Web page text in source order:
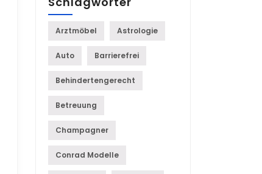
Arztmöbel Astrologie
Auto Barrierefrei
Behindertengerecht
Betreuung
Champagner
Conrad Modelle